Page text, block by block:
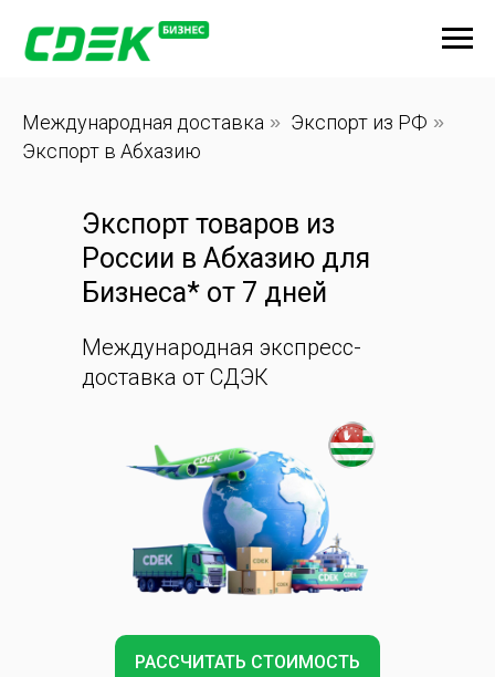
Международная доставка » Экспорт из РФ »
Экспорт в Абхазию
Экспорт товаров из
России в Абхазию для
Бизнеса* от 7 дней
Международная экспресс-
доставка от СДЭК
РАССЧИТАТЬ СТОИМОСТЬ